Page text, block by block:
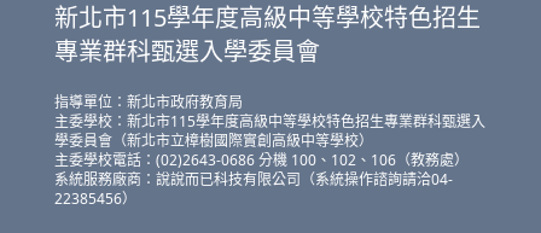
新北市115學年度高級中等學校特色招生
專業群科甄選入學委員會
指導單位：新北市政府教育局
主委學校：新北市115學年度高級中等學校特色招生專業群科甄選入
學委員會（新北市立樟樹國際實創高級中等學校）
主委學校電話：(02)2643-0686 分機 100、102、106（教務處）
系統服務廠商：說說而已科技有限公司（系統操作諮詢請洽04-
22385456）